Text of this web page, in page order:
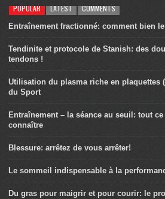
POPULAR LATEST COMMENTS
Entraînement fractionné: comment bien
Tendinite et protocole de Stanish: des
tendons !
Utilisation du plasma riche en plaquettes
du Sport
Entraînement – la séance au seuil: tout
connaître
Blessure: arrêtez de vous arrêter!
Le sommeil indispensable à la
Du gras pour maigrir et pour courir: le